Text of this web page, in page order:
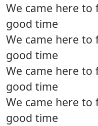
We came here to
good time
We came here to
good time
We came here to
good time
We came here to
good time